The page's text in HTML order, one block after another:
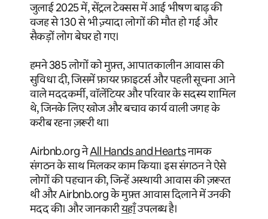
जुलाई 2025 में, सेंट्रल टेक्सस में आई भीषण बाढ़ की
वजह से 130 से भी ज़्यादा लोगों की मौत हो गई और
सैकड़ों लोग बेघर हो गए।
हमने 385 लोगों को मुफ़्त, आपातकालीन आवास की
सुविधा दी, जिसमें फ़ायर फ़ाइटर्स और पहली सूचना आने
वाले मददकर्मी, वॉलेंटियर और परिवार के सदस्य शामिल
थे, जिनके लिए खोज और बचाव कार्य वाली जगह के
करीब रहना ज़रूरी था।
Airbnb.org नेAll Hands and Heartsनामक
संगठन के साथ मिलकर काम किया। इस संगठन ने ऐसे
लोगों की पहचान की, जिन्हें अस्थायी आवास की ज़रूरत
थी और Airbnb.org के मुफ़्त आवास दिलाने में उनकी
मदद की। और जानकारीयहाँउपलब्ध है।